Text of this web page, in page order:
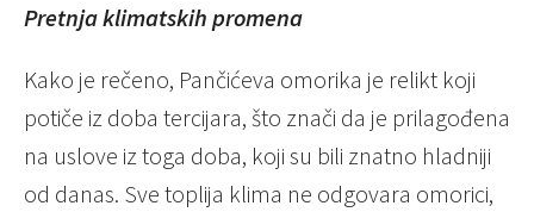
Pretnja klimatskih promena
Kako je rečeno, Pančićeva omorika je relikt koji
potiče iz doba tercijara, što znači da je prilagođena
na uslove iz toga doba, koji su bili znatno hladniji
od danas. Sve toplija klima ne odgovara omorici,